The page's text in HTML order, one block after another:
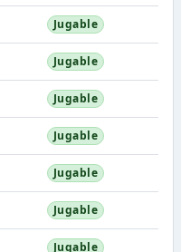
Jugable
Jugable
Jugable
Jugable
Jugable
Jugable
Jugable